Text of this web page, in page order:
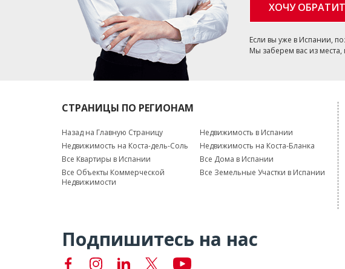
ХОЧУ
Если вы уже в Испании,
Мы заберем вас из места,
СТРАНИЦЫ ПО РЕГИОНАМ
Назад на Главную Страницу
Недвижимость в Испании
Недвижимость на Коста-дель-Соль
Недвижимость на Коста-Бланка
Все Квартиры в Испании
Все Дома в Испании
Все Объекты Коммерческой
Недвижимости
Все Земельные Участки в Испании
Подпишитесь на нас